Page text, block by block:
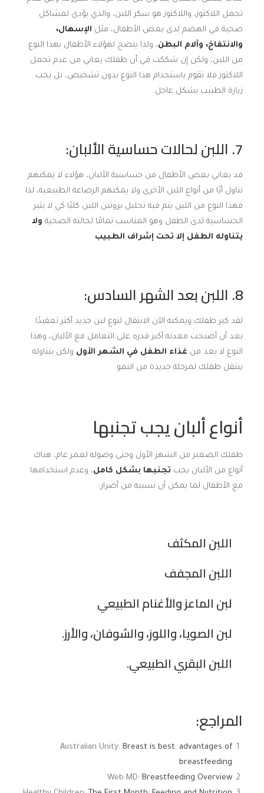
تحمل اللاكتوز، واللاكتوز هو سكر اللبن، والذي يؤدي لمشاكل
صحية في الهضم لدى بعض الأطفال، مثل الإسهال،
والانتفاخ، وآلام البطن، ولذا ينصح لهؤلاء الأطفال بهذا النوع
من اللبن، ولكن إن شككت في أن طفلك يعاني من عدم تحمل
اللاكتوز فلا تقوم باستخدام هذا النوع بدون تشخيص، بل يجب
زيارة الطبيب بشكل عاجل.
7. اللبن لحالات حساسية الألبان:
قد يعاني بعض الأطفال من حساسية الألبان، هؤلاء لا يمكنهم
تناول أيًا من أنواع اللبن الأخرى ولا يمكنهم الرضاعة الطبيعية، لذا
فهذا النوع من اللبن يتم فيه تحليل بروتين اللبن كليًا كي لا يثير
الحساسية لدى الطفل وهو المناسب تمامًا لحالته الصحية ولا
يتناوله الطفل إلا تحت إشراف الطبيب.
8. اللبن بعد الشهر السادس:
لقد كبر طفلك ويمكنه الآن الانتقال لنوع لبن جديد أكثر تعقيدًا
بعد أن أصبحت معدته أكبر قدره على التعامل مع الألبان، وهذا
النوع لا يعد من غذاء الطفل في الشهر الأول ولكن بتناوله
ينتقل طفلك لمرحلة جديدة من النمو.
أنواع ألبان يجب تجنبها
طفلك الصغير من الشهر الأول وحتى وصوله لعمر عام، هناك
أنواع من الألبان يجب تجنبها بشكل كامل، وعدم استخدامها
مع الأطفال لما يمكن أن تسببه من أضرار:
اللبن المكثف
اللبن المجفف
لبن الماعز والأغنام الطبيعي
لبن الصويا، واللوز، والشوفان، والأرز.
اللبن البقري الطبيعي.
المراجع:
Australian Unity: Breast is best: advantages of
breastfeeding
Web MD: Breastfeeding Overview